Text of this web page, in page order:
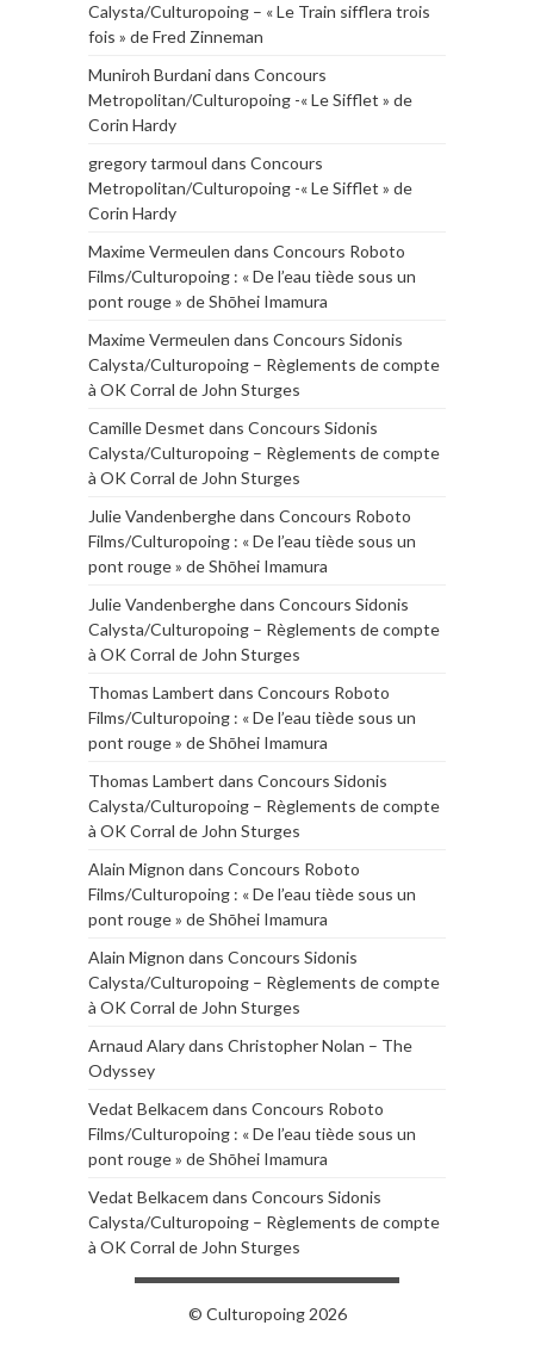
Calysta/Culturopoing – « Le Train sifflera trois
fois » de Fred Zinneman
Muniroh Burdanidans Concours
Metropolitan/Culturopoing -« Le Sifflet » de
Corin Hardy
gregory tarmoul dans Concours
Metropolitan/Culturopoing -« Le Sifflet » de
Corin Hardy
Maxime Vermeulen dans Concours Roboto
Films/Culturopoing : « De l’eau tiède sous un
pont rouge » de Shōhei Imamura
Maxime Vermeulen dans Concours Sidonis
Calysta/Culturopoing – Règlements de compte
à OK Corral de John Sturges
Camille Desmet dans Concours Sidonis
Calysta/Culturopoing – Règlements de compte
à OK Corral de John Sturges
Julie Vandenberghedans Concours Roboto
Films/Culturopoing : « De l’eau tiède sous un
pont rouge » de Shōhei Imamura
Julie Vandenberghedans Concours Sidonis
Calysta/Culturopoing – Règlements de compte
à OK Corral de John Sturges
Thomas Lambert dans Concours Roboto
Films/Culturopoing : « De l’eau tiède sous un
pont rouge » de Shōhei Imamura
Thomas Lambert dans Concours Sidonis
Calysta/Culturopoing – Règlements de compte
à OK Corral de John Sturges
Alain Mignon dans Concours Roboto
Films/Culturopoing : « De l’eau tiède sous un
pont rouge » de Shōhei Imamura
Alain Mignon dans Concours Sidonis
Calysta/Culturopoing – Règlements de compte
à OK Corral de John Sturges
Arnaud Alarydans Christopher Nolan – The
Odyssey
Vedat Belkacem dans Concours Roboto
Films/Culturopoing : « De l’eau tiède sous un
pont rouge » de Shōhei Imamura
Vedat Belkacem dans Concours Sidonis
Calysta/Culturopoing – Règlements de compte
à OK Corral de John Sturges
© Culturopoing 2026